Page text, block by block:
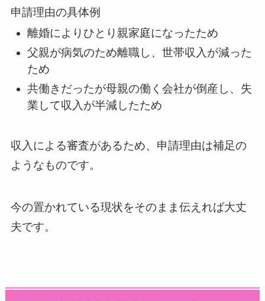
申請理由の具体例
離婚によりひとり親家庭になったため
父親が病気のため離職し、世帯収入が減った
ため
共働きだったが母親の働く会社が倒産し、失
業して収入が半減したため
収入による審査があるため、申請理由は補足の
ようなものです。
今の置かれている現状をそのまま伝えれば大丈
夫です。